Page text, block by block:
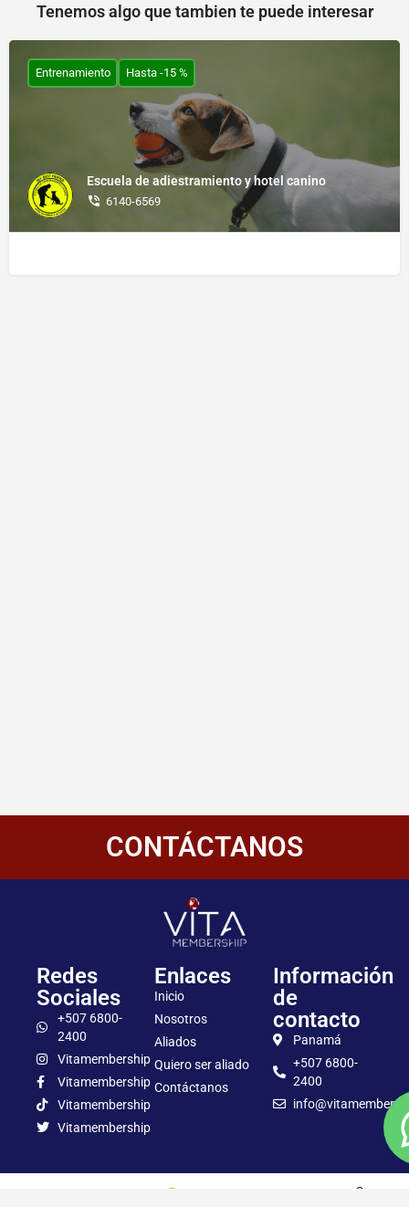
Tenemos algo que tambien te puede interesar
Escuela de adiestramiento y hotel canino
6140-6569
Entrenamiento Hasta -15 %
CONTÁCTANOS
Redes
Sociales
+507 6800-
2400
Vitamembership
Vitamembership
Vitamembership
Vitamembership
Enlaces
Inicio
Nosotros
Aliados
Quiero ser aliado
Contáctanos
Información
de
contacto
Panamá
+507 6800-
2400